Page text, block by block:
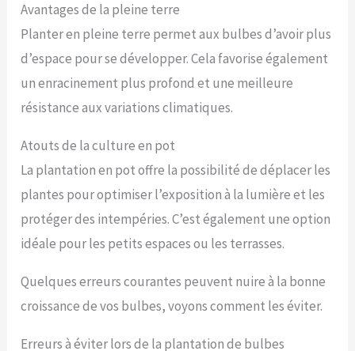
Avantages de la pleine terre
Planter en pleine terre permet aux bulbes d’avoir plus
d’espace pour se développer. Cela favorise également
un enracinement plus profond et une meilleure
résistance aux variations climatiques.
Atouts de la culture en pot
La plantation en pot offre la possibilité de déplacer les
plantes pour optimiser l’exposition à la lumière et les
protéger des intempéries. C’est également une option
idéale pour les petits espaces ou les terrasses.
Quelques erreurs courantes peuvent nuire à la bonne
croissance de vos bulbes, voyons comment les éviter.
Erreurs à éviter lors de la plantation de bulbes